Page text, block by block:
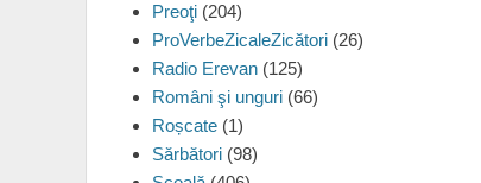
Preoţi (204)
ProVerbeZicaleZicători (26)
Radio Erevan (125)
Români şi unguri (66)
Roșcate (1)
Sărbători (98)